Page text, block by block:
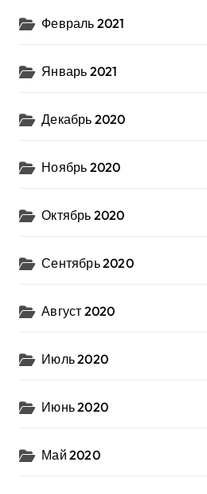
Февраль 2021
Январь 2021
Декабрь 2020
Ноябрь 2020
Октябрь 2020
Сентябрь 2020
Август 2020
Июль 2020
Июнь 2020
Май 2020